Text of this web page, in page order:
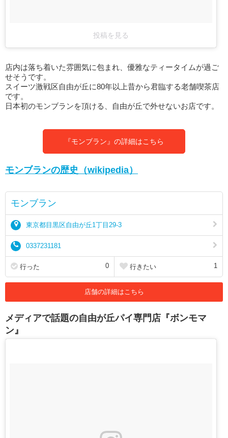
投稿を見る
店内は落ち着いた雰囲気に包まれ、優雅なティータイムが過ご
せそうです。
スイーツ激戦区自由が丘に80年以上昔から君臨する老舗喫茶店
です。
日本初のモンブランを頂ける、自由が丘で外せないお店です。
『モンブラン』の詳細はこちら
モンブランの歴史（wikipedia）
モンブラン
東京都目黒区自由が丘1丁目29-3
0337231181
行った 0 行きたい 1
店舗の詳細はこちら
メディアで話題の自由が丘パイ専門店『ボンモマ
ン』